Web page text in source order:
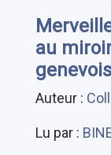
au
Auteur :
Lu par :